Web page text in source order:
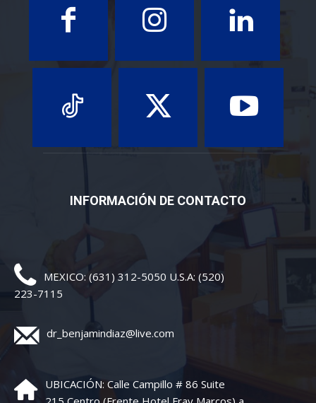
INFORMACIÓN DE CONTACTO
MEXICO: (631) 312-5050 U.S.A: (520)
223-7115
dr_benjamindiaz@live.com
UBICACIÓN: Calle Campillo # 86 Suite